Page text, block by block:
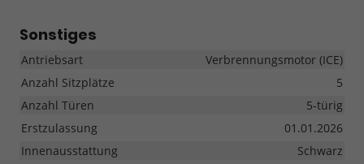
Sonstiges
Antriebsart
Verbrennungsmotor (ICE)
Anzahl Sitzplätze
5
Anzahl Türen
5-türig
Erstzulassung
01.01.2026
Innenausstattung
Schwarz